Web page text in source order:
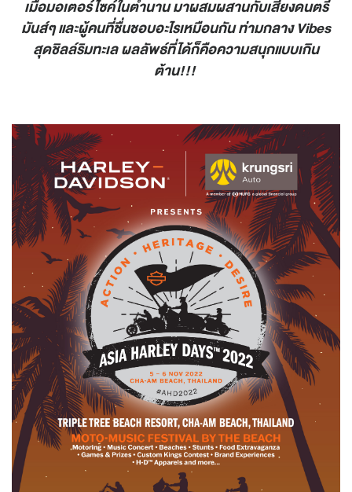
เมื่อมอเตอร์ไซค์ในตำนาน มาผสมผสานกับเสียงดนตรี
มันส์ๆ และผู้คนที่ชื่นชอบอะไรเหมือนกัน ท่ามกลาง Vibes
สุดชิลล์ริมทะเล ผลลัพธ์ที่ได้ก็คือความสนุกแบบเกิน
ต้าน!!!